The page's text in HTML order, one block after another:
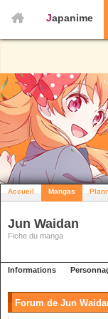
Japanime
Accueil Mangas
Jun Waidan
Fiche du manga
Informations
Forum de Jun